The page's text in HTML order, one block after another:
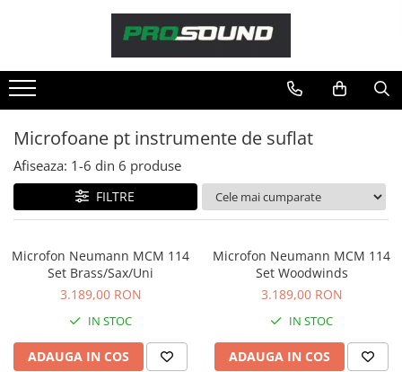
Sonorizare / PA
Adaptoare phantom
Adresare publica 100V
Amplificatoare Audio
Boxe Audio
Mixere audio
Monitorizare In-Ear
Procesoare si efecte
Microfoane pt instrumente de suflat
Afiseaza: 1-6 din 6 produse
FILTRE
Microfon Neumann MCM 114
Set Brass/Sax/Uni
3.189,00 RON
IN STOC
ADAUGA IN COS
Microfon Neumann MCM 114
Set Woodwinds
3.189,00 RON
IN STOC
ADAUGA IN COS